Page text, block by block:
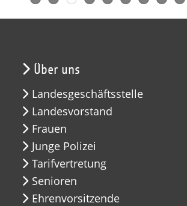
Über uns
Landesgeschäftsstelle
Landesvorstand
Frauen
Junge Polizei
Tarifvertretung
Senioren
Ehrenvorsitzende